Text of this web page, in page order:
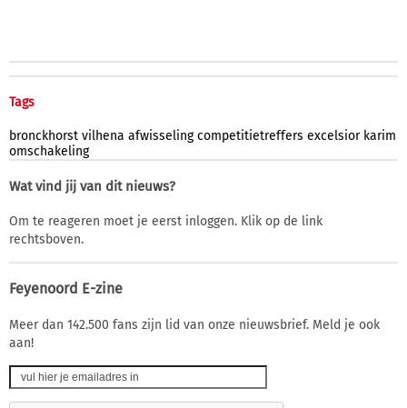
Tags
bronckhorst vilhena afwisseling competitietreffers excelsior karim
omschakeling
Wat vind jij van dit nieuws?
Om te reageren moet je eerst inloggen. Klik op de link
rechtsboven.
Feyenoord E-zine
Meer dan 142.500 fans zijn lid van onze nieuwsbrief. Meld je ook
aan!